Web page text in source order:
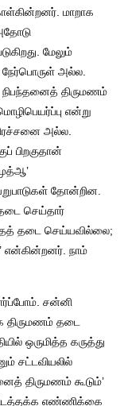
மாறாக
மேலும்
நேர்பொருள் அல்ல.
நிபந்தனைத் திருமணம்
என்று
அல்ல.
பிறகுதான்
தோன்றின.
செய்தார்
தடை செய்யவில்லை;
என்கின்றனர். நாம்
சன்னி
திருமணம் தடை
ஒருமித்த கருத்து
சட்டவியலில்
திருமணம் கூடும்’
எண்ணிக்கை